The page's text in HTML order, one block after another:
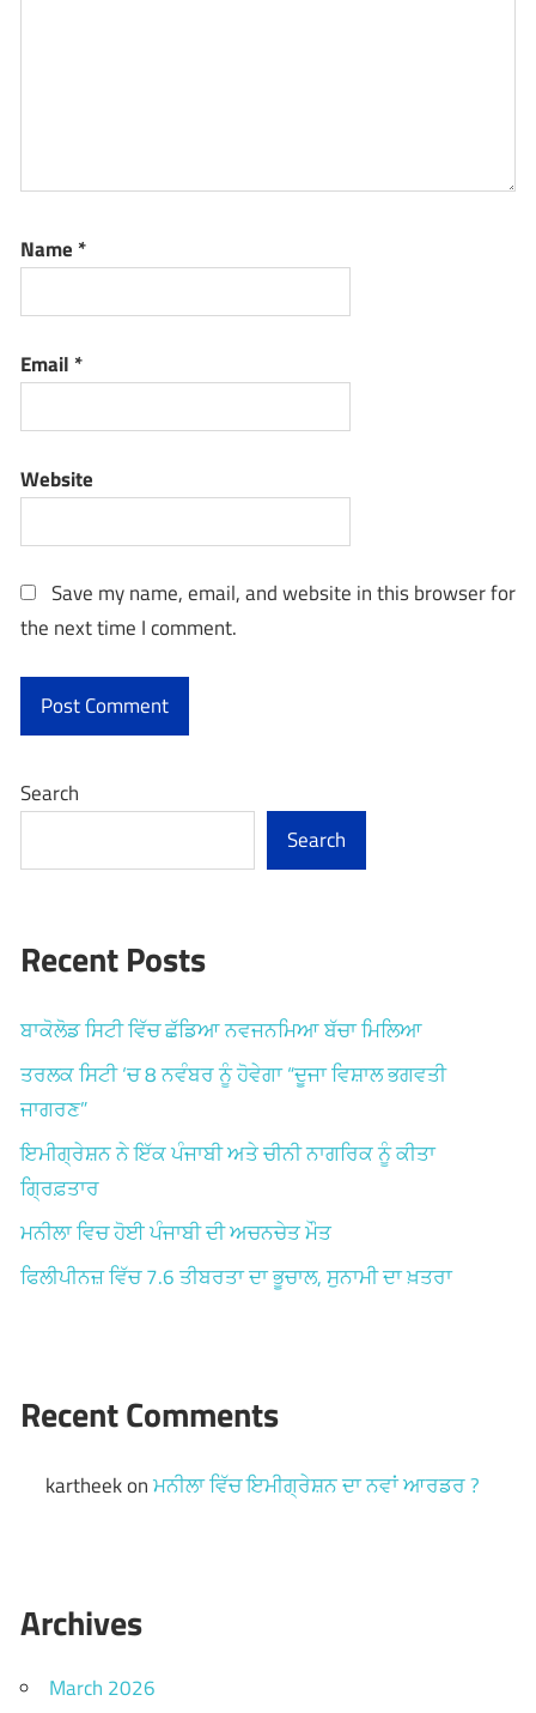
Name *
Email *
Website
Save my name, email, and website in this browser for
the next time I comment.
Search
Search
Recent Posts
ਬਾਕੋਲੋਡ ਸਿਟੀ ਵਿੱਚ ਛੱਡਿਆ ਨਵਜਨਮਿਆ ਬੱਚਾ ਮਿਲਿਆ
ਤਰਲਕ ਸਿਟੀ ‘ਚ 8 ਨਵੰਬਰ ਨੂੰ ਹੋਵੇਗਾ “ਦੂਜਾ ਵਿਸ਼ਾਲ ਭਗਵਤੀ
ਜਾਗਰਣ”
ਇਮੀਗ੍ਰੇਸ਼ਨ ਨੇ ਇੱਕ ਪੰਜਾਬੀ ਅਤੇ ਚੀਨੀ ਨਾਗਰਿਕ ਨੂੰ ਕੀਤਾ
ਗ੍ਰਿਫ਼ਤਾਰ
ਮਨੀਲਾ ਵਿਚ ਹੋਈ ਪੰਜਾਬੀ ਦੀ ਅਚਨਚੇਤ ਮੌਤ
ਫਿਲੀਪੀਨਜ਼ ਵਿੱਚ 7.6 ਤੀਬਰਤਾ ਦਾ ਭੂਚਾਲ, ਸੁਨਾਮੀ ਦਾ ਖ਼ਤਰਾ
Recent Comments
kartheekonਮਨੀਲਾ ਵਿੱਚ ਇਮੀਗ੍ਰੇਸ਼ਨ ਦਾ ਨਵਾਂ ਆਰਡਰ ?
Archives
March 2026